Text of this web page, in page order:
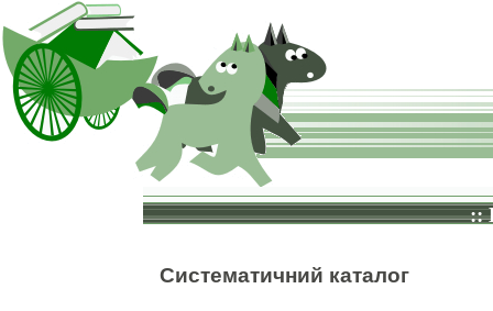
::
Систематичний каталог